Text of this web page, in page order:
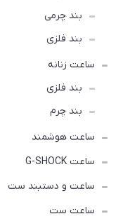
بند چرمی
بند فلزی
ساعت زنانه
بند فلزی
بند چرم
ساعت هوشمند
ساعت G-SHOCK
ساعت و دستبند ست
ساعت ست